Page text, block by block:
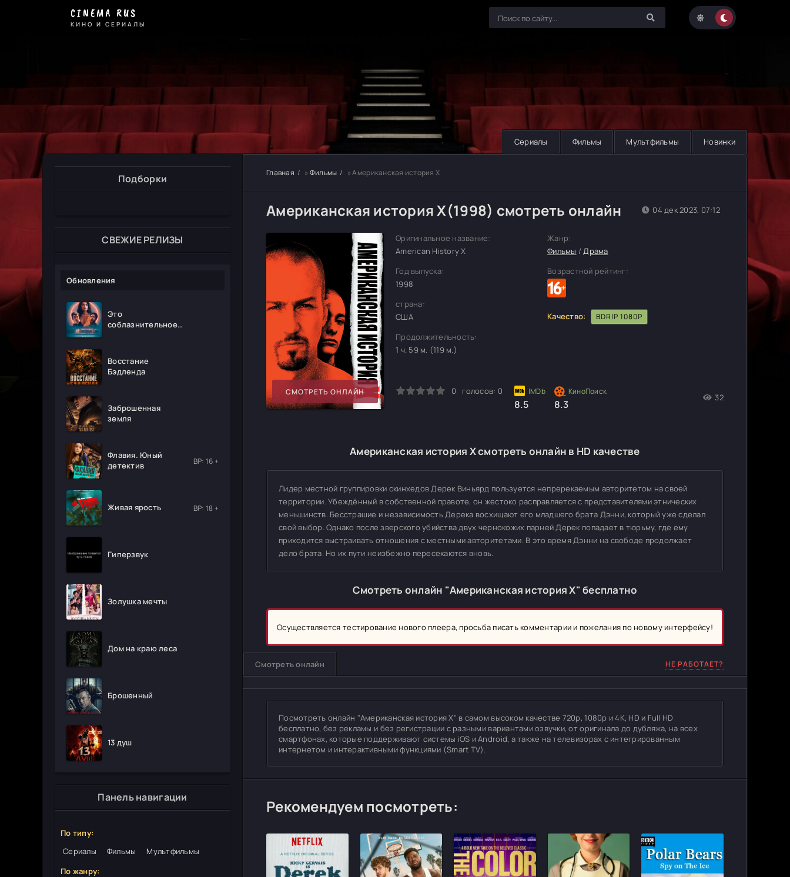
CINEMA RUS
КИНО И СЕРИАЛЫ
Сериалы Фильмы Мультфильмы Новинки
Подборки
СВЕЖИЕ РЕЛИЗЫ
Обновления
Это
соблазнительное
Восстание
Бэдленда
Заброшенная
земля
Флавия. Юный
детектив
ВР: 16 +
Живая ярость ВР: 18 +
Гиперзвук
Золушка мечты
Дом на краю леса
Брошенный
13 душ
Панель навигации
По типу:
Сериалы
Фильмы
Мультфильмы
По жанру:
Главная » Фильмы » Американская история X
Американская история X(1998) смотреть онлайн
СМОТРЕТЬ ОНЛАЙН
Оригинальное название:
American History X
Год выпуска:
1998
страна:
США
Продолжительность:
1 ч. 59 м. (119 м.)
1 2 3 4 5 0 голосов: 0
8.5 8.3
32
04 дек 2023, 07:12
Жанр:
Фильмы /Драма
Возрастной рейтинг:
Качество: BDRIP 1080P
Американская история X смотреть онлайн в HD качестве
Лидер местной группировки скинхедов Дерек Виньярд пользуется непререкаемым авторитетом на своей
территории. Убеждённый в собственной правоте, он жестоко расправляется с представителями этнических
меньшинств. Бесстрашие и независимость Дерека восхищают его младшего брата Дэнни, который уже сделал
свой выбор. Однако после зверского убийства двух чернокожих парней Дерек попадает в тюрьму, где ему
приходится выстраивать отношения с местными авторитетами. В это время Дэнни на свободе продолжает
дело брата. Но их пути неизбежно пересекаются вновь.
Смотреть онлайн "Американская история X" бесплатно
Осуществляется тестирование нового плеера, просьба писать комментарии и пожелания по новому интерфейсу!
Смотреть онлайн НЕ РАБОТАЕТ?
Посмотреть онлайн "Американская история X" в самом высоком качестве 720p, 1080p и 4K, HD и Full HD
бесплатно, без рекламы и без регистрации с разными вариантами озвучки, от оригинала до дубляжа, на всех
смартфонах, которые поддерживают системы iOS и Android, а также на телевизорах с интегрированным
интернетом и интерактивными функциями (Smart TV).
Рекомендуем посмотреть: